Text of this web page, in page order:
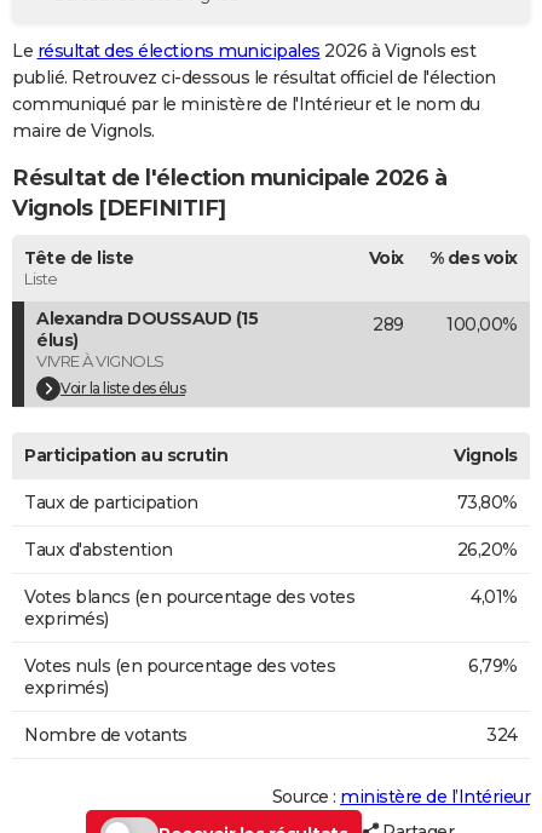
GUIDES D'ACHAT
BONS PLANS
CARTE DE VOEUX
Carte de Noël
Carte Bonne année
Carte Saint-Valentin
Carte Pâques
Carte d'anniversaire
DICTIONNAIRE
Dictionnaire
Biographies
Citations
Expressions
Proverbes
PROGRAMME TV
COPAINS D'AVANT
S'inscrire
Se connecter
Lycées
Collèges
Primaires
Universités
Entreprises
Service militaire
Avis de recherche
AVIS DE DÉCÈS
Bricolage
Lifestyle
Culture
Sport
Auto
Television
Voyage
Cinema
Le résultat des élections municipales 2026 à Vignols est
publié. Retrouvez ci-dessous le résultat officiel de l'élection
communiqué par le ministère de l'Intérieur et le nom du
maire de Vignols.
Résultat de l'élection municipale 2026 à
Vignols [DEFINITIF]
Tête de liste
Liste
Voix % des voix
Alexandra DOUSSAUD (15
élus)
VIVRE À VIGNOLS
Voir la liste des élus
289 100,00%
Participation au scrutin Vignols
Taux de participation 73,80%
Taux d'abstention 26,20%
Votes blancs (en pourcentage des votes
exprimés)
4,01%
Votes nuls (en pourcentage des votes
exprimés)
6,79%
Nombre de votants 324
Source : ministère de l’Intérieur